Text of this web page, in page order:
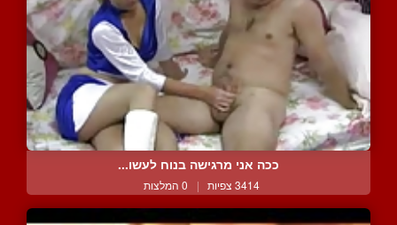
ככה אני מרגישה בנוח לעשו...
3414 צפיות | 0 המלצות